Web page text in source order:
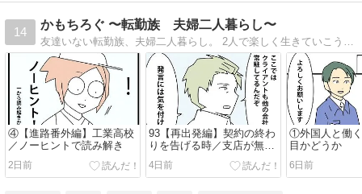
14
かもちろぐ 〜転勤族 夫婦二人暮らし〜
友達いない転勤族、夫婦二人暮らし。 2人で楽しく生きていこうと決めました。 日常の事など。
④【進路番外編】工業高校
／ノーヒントで読み解き
2日前
93【再出発編】契約の終わ
りを告げる時／支店が無く
なる時９
4日前
①外国人と働
目かどうか
6日前